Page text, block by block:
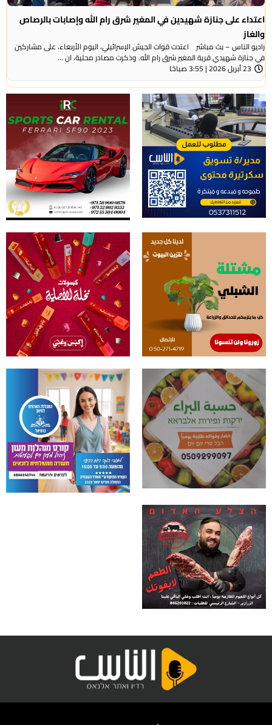
اعتداء على جنازة شهيدين في المغير شرق رام الله وإصابات بالرصاص
والغاز
راديو الناس – بث مباشر اعتدت قوات الجيش الإسرائيلي، اليوم الأربعاء، على مشاركين
في جنازة شهيدي قرية المغير شرق رام الله. وذكرت مصادر محلية، ان ...
23 أبريل 2026 | 3:55 صباحًا